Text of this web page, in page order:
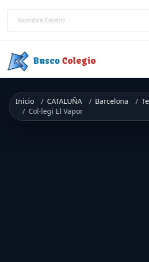
Busco Colegio
Inicio CATALUÑA Barcelona
Col·legi El Vapor